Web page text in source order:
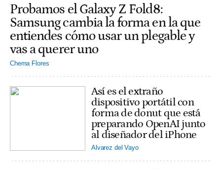
Probamos el Galaxy Z Fold8:
Samsung cambia la forma en la que
entiendes cómo usar un plegable y
vas a querer uno
Chema Flores
Así es el extraño
dispositivo portátil con
forma de donut que está
preparando OpenAI junto
al diseñador del iPhone
Alvarez del Vayo